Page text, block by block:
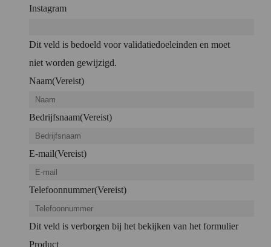
Instagram
Dit veld is bedoeld voor validatiedoeleinden en moet
niet worden gewijzigd.
Naam(Vereist)
Bedrijfsnaam(Vereist)
E-mail(Vereist)
Telefoonnummer(Vereist)
Dit veld is verborgen bij het bekijken van het formulier
Product